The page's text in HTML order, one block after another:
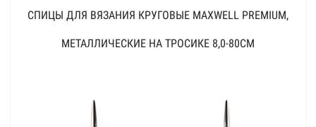
СПИЦЫ ДЛЯ ВЯЗАНИЯ КРУГОВЫЕ MAXWELL PREMIUM,
МЕТАЛЛИЧЕСКИЕ НА ТРОСИКЕ 8,0-80СМ